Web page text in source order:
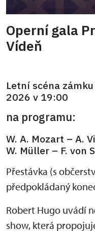
Operní gala
Vídeň
Letní scéna
2026 v 19:00
na programu:
W. A. Mozart – A.
W. Müller – F. von
Přestávka (s
předpokládaný
Robert Hugo uvádí
show, která